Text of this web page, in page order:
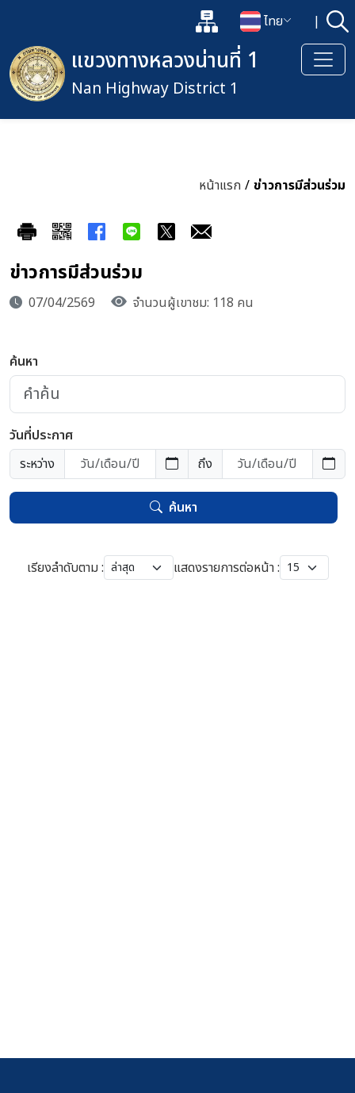
แผนผังเว็บไซต์
เปลี่ยนภาษา
ไทย | ค้
เปิดกล่องค้นหาข้อมูลหลักของเ
แขวงทางหลวงน่านที่ 1
Nan Highway District 1
หน้าแรก / ข่าวการมีส่วนร่วม
ข่าวการมีส่วนร่วม
07/04/2569 จำนวนผู้เขาชม: 118 คน
ค้นหา
วันที่ประกาศ
ระหว่าง
ถึง
ค้นหา
เรียงลำดับตาม : แสดงรายการต่อหน้า :